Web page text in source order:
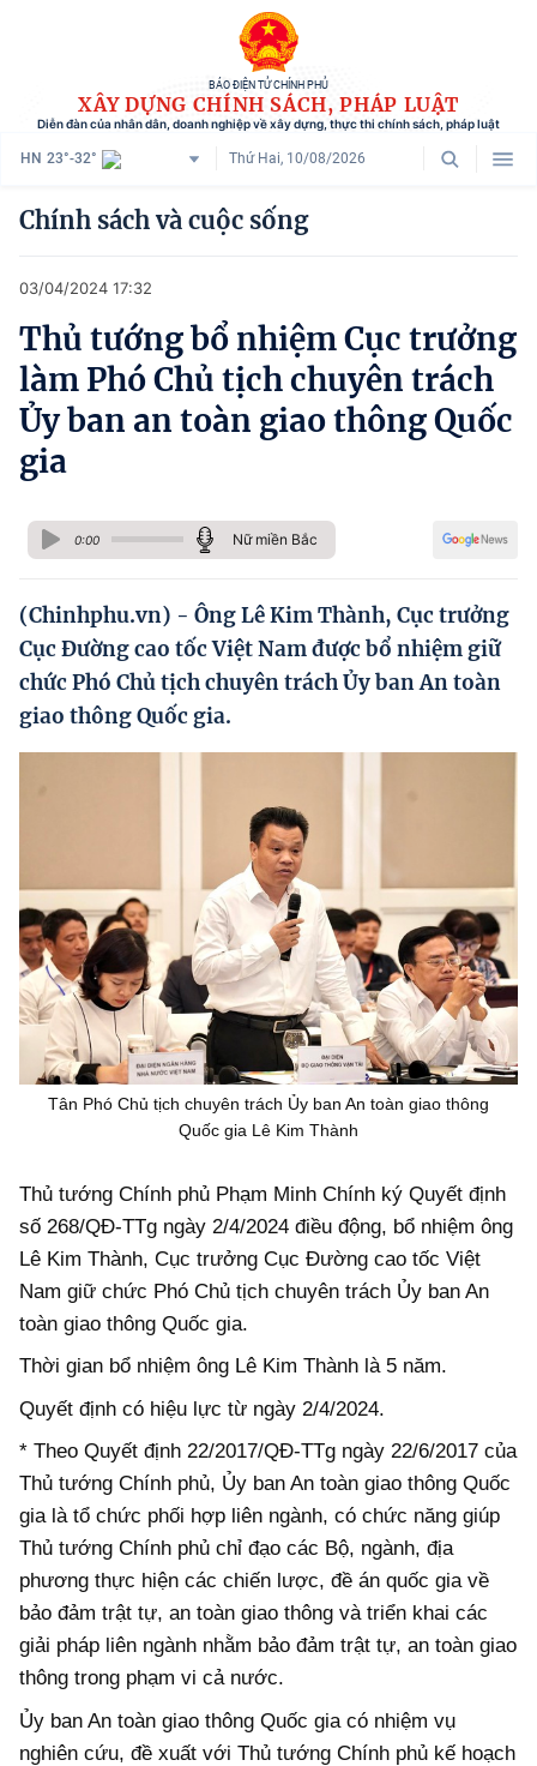
BÁO ĐIỆN TỬ CHÍNH PHỦ
XÂY DỰNG CHÍNH SÁCH, PHÁP LUẬT
Diễn đàn của nhân dân, doanh nghiệp về xây dựng, thực thi chính sách, pháp luật
HN 23°-32° Thứ Hai, 10/08/2026
Danh mục
Tham vấn chính sách
Người dân góp ý
Doanh nghiệp hiến kế
Hướng dẫn thực hiện chính sách
Phát triển kinh tế tư nhân và doanh nghiệp dân tộc
Ocop và chuỗi giá trị Nông sản
Doanh nghiệp dân tộc
Photo
Chính sách và cuộc sống
03/04/2024 17:32
Thủ tướng bổ nhiệm Cục trưởng
làm Phó Chủ tịch chuyên trách
Ủy ban an toàn giao thông Quốc
gia
0:00 Nữ miền Bắc
(Chinhphu.vn) - Ông Lê Kim Thành, Cục trưởng
Cục Đường cao tốc Việt Nam được bổ nhiệm giữ
chức Phó Chủ tịch chuyên trách Ủy ban An toàn
giao thông Quốc gia.
Tân Phó Chủ tịch chuyên trách Ủy ban An toàn giao thông
Quốc gia Lê Kim Thành
Thủ tướng Chính phủ Phạm Minh Chính ký Quyết định
số 268/QĐ-TTg ngày 2/4/2024 điều động, bổ nhiệm ông
Lê Kim Thành, Cục trưởng Cục Đường cao tốc Việt
Nam giữ chức Phó Chủ tịch chuyên trách Ủy ban An
toàn giao thông Quốc gia.
Thời gian bổ nhiệm ông Lê Kim Thành là 5 năm.
Quyết định có hiệu lực từ ngày 2/4/2024.
* Theo Quyết định 22/2017/QĐ-TTg ngày 22/6/2017 của
Thủ tướng Chính phủ, Ủy ban An toàn giao thông Quốc
gia là tổ chức phối hợp liên ngành, có chức năng giúp
Thủ tướng Chính phủ chỉ đạo các Bộ, ngành, địa
phương thực hiện các chiến lược, đề án quốc gia về
bảo đảm trật tự, an toàn giao thông và triển khai các
giải pháp liên ngành nhằm bảo đảm trật tự, an toàn giao
thông trong phạm vi cả nước.
Ủy ban An toàn giao thông Quốc gia có nhiệm vụ
nghiên cứu, đề xuất với Thủ tướng Chính phủ kế hoạch